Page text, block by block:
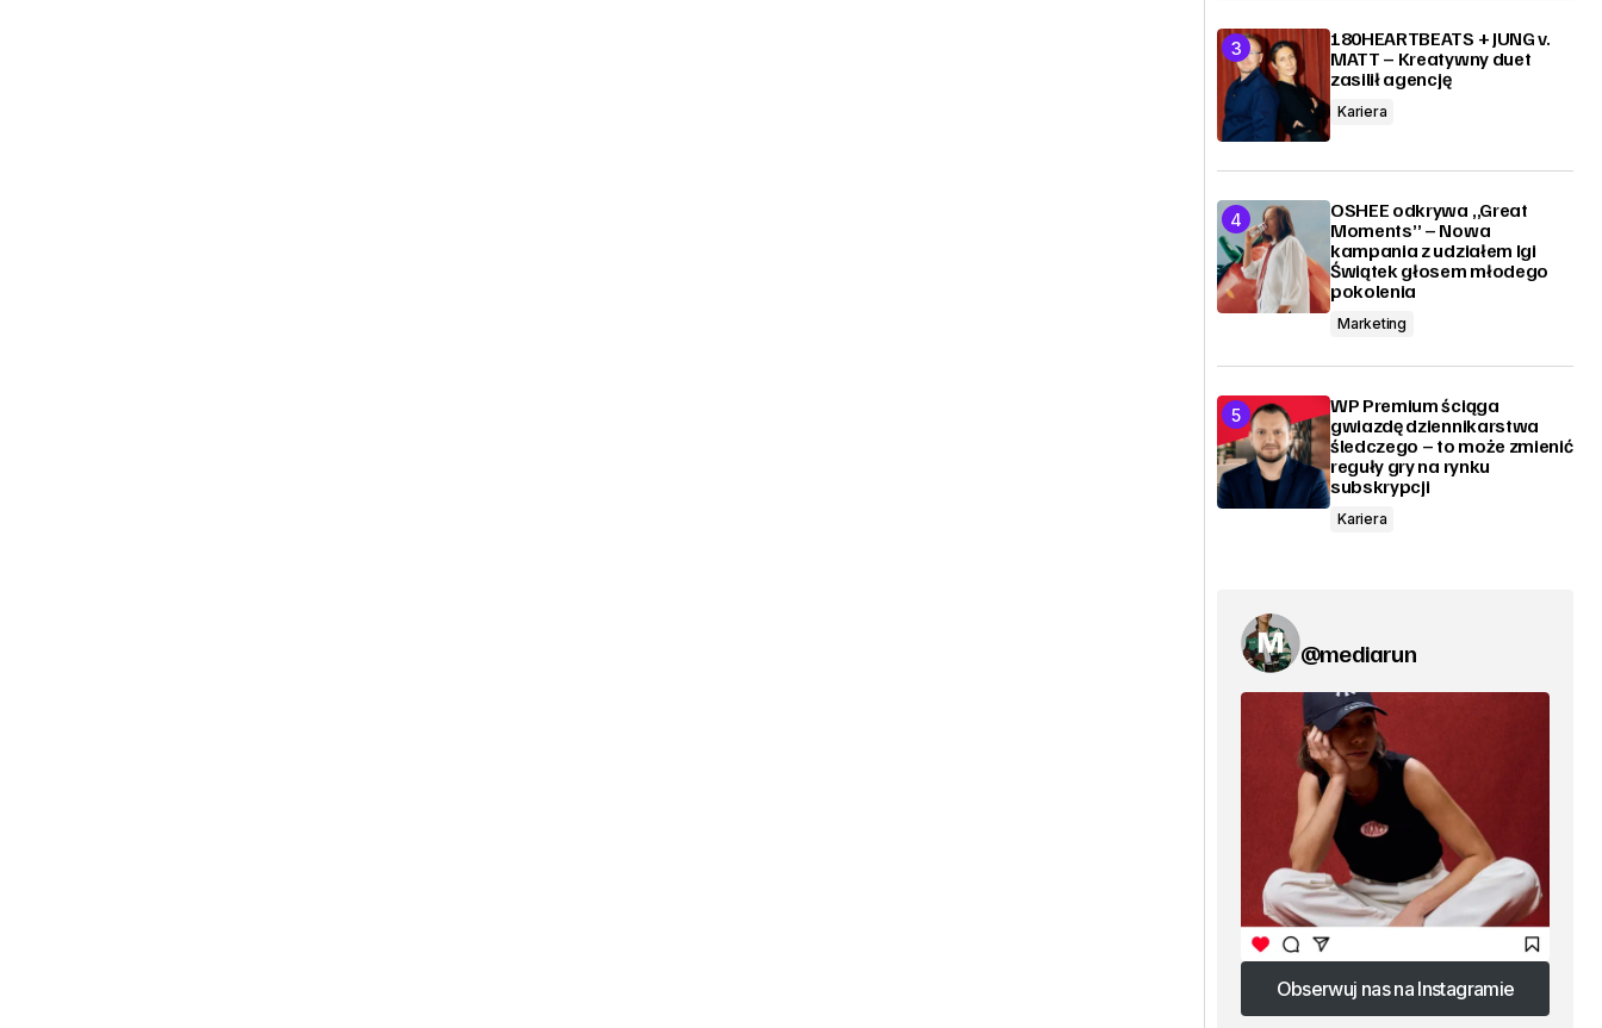
180HEARTBEATS + JUNG v.
MATT – Kreatywny duet
zasilił agencję
Kariera
OSHEE odkrywa „Great
Moments” – Nowa
kampania z udziałem Igi
Świątek głosem młodego
pokolenia
Marketing
WP Premium ściąga
gwiazdę dziennikarstwa
śledczego – to może zmienić
reguły gry na rynku
subskrypcji
Kariera
@mediarun
Obserwuj nas na Instagramie
Obserwuj nas na Instagramie